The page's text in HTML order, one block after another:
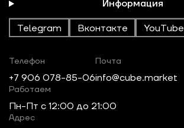
Информация
Telegram Вконтакте YouTube
Телефон
+7 906 078-85-06
Почта
info@cube.market
Работаем
Пн-Пт c 12:00 до 21:00
Адрес